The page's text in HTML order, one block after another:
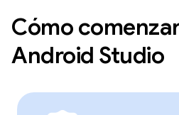
Cómo
Android Studio